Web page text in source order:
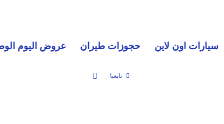
سيارات اون لاين حجوزات طيران عروض اليوم
تابعنا